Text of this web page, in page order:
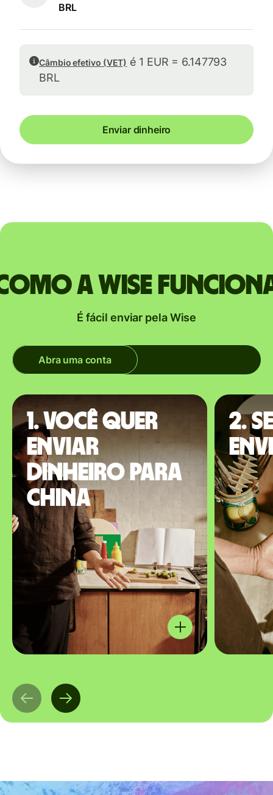
BRL
Câmbio efetivo (VET) é 1 EUR = 6.147793
BRL
Enviar dinheiro
a Wise
É fácil enviar pela Wise
Abra uma conta
1. Você quer
enviar
dinheiro para
China
2.